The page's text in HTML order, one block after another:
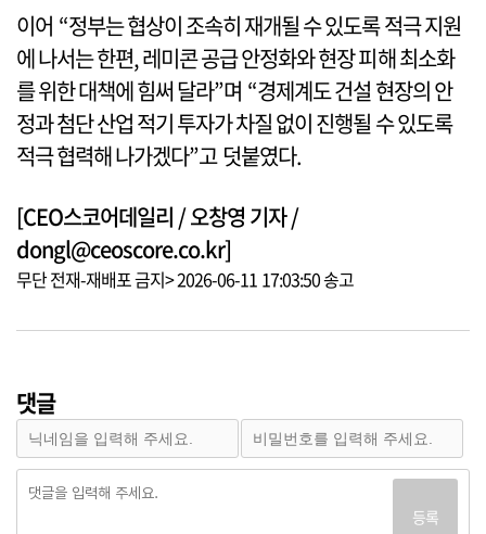
이어 “정부는 협상이 조속히 재개될 수 있도록 적극 지원
에 나서는 한편, 레미콘 공급 안정화와 현장 피해 최소화
를 위한 대책에 힘써 달라”며 “경제계도 건설 현장의 안
정과 첨단 산업 적기 투자가 차질 없이 진행될 수 있도록
적극 협력해 나가겠다”고 덧붙였다.
[CEO스코어데일리 / 오창영 기자 /
dongl@ceoscore.co.kr]
무단 전재-재배포 금지> 2026-06-11 17:03:50 송고
댓글
등록